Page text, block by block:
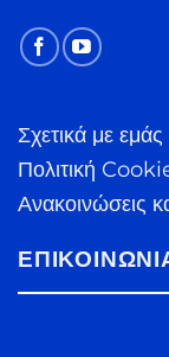
Σχετικά με εμάς
Πολιτική
Ανακοινώσεις